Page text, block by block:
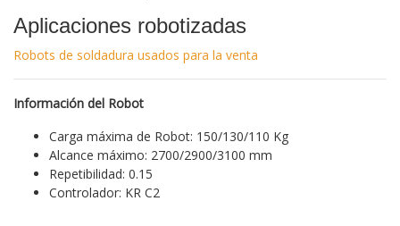
Aplicaciones robotizadas
Robots de soldadura usados ​​para la venta
Información del Robot
Carga máxima de Robot: 150/130/110 Kg
Alcance máximo: 2700/2900/3100 mm
Repetibilidad: 0.15
Controlador: KR C2